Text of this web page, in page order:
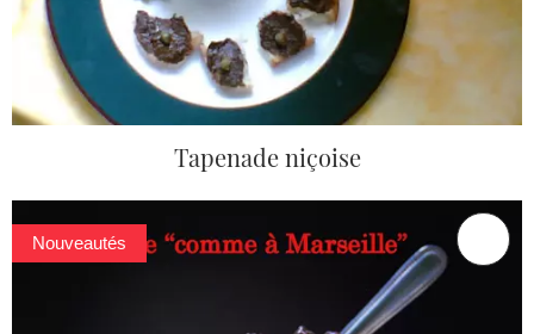
Tapenade niçoise
Nouveautés